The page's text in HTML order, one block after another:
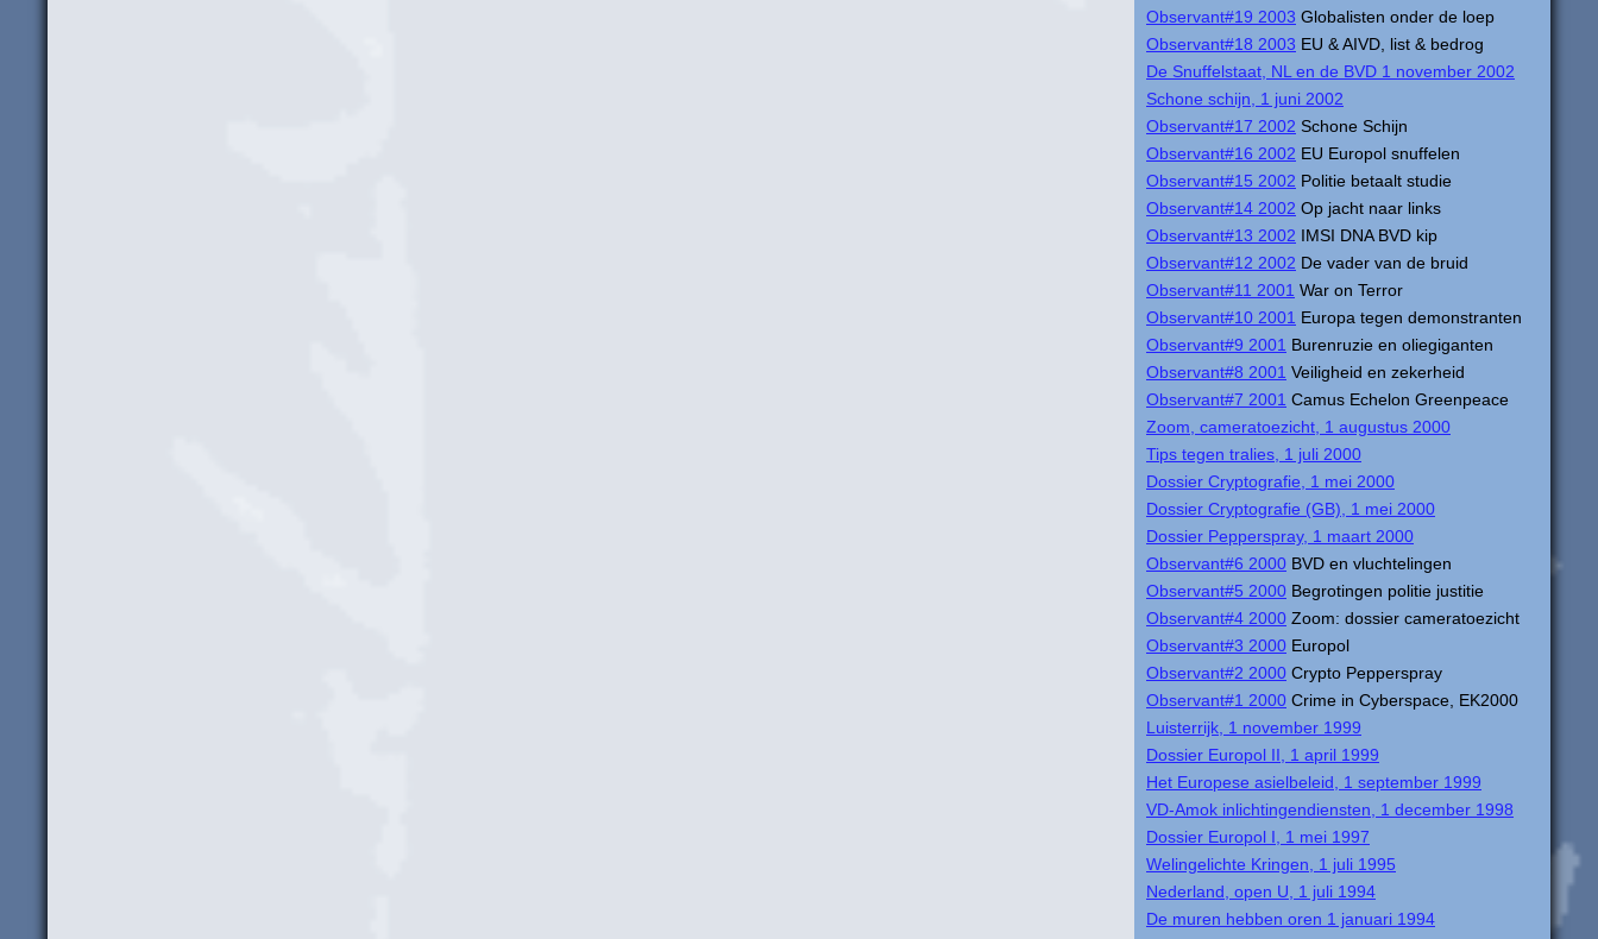
Observant#19 2003 Globalisten onder de loep
Observant#18 2003 EU & AIVD, list & bedrog
De Snuffelstaat, NL en de BVD 1 november 2002
Schone schijn, 1 juni 2002
Observant#17 2002 Schone Schijn
Observant#16 2002 EU Europol snuffelen
Observant#15 2002 Politie betaalt studie
Observant#14 2002 Op jacht naar links
Observant#13 2002 IMSI DNA BVD kip
Observant#12 2002 De vader van de bruid
Observant#11 2001 War on Terror
Observant#10 2001 Europa tegen demonstranten
Observant#9 2001 Burenruzie en oliegiganten
Observant#8 2001 Veiligheid en zekerheid
Observant#7 2001 Camus Echelon Greenpeace
Zoom, cameratoezicht, 1 augustus 2000
Tips tegen tralies, 1 juli 2000
Dossier Cryptografie, 1 mei 2000
Dossier Cryptografie (GB), 1 mei 2000
Dossier Pepperspray, 1 maart 2000
Observant#6 2000 BVD en vluchtelingen
Observant#5 2000 Begrotingen politie justitie
Observant#4 2000 Zoom: dossier cameratoezicht
Observant#3 2000 Europol
Observant#2 2000 Crypto Pepperspray
Observant#1 2000 Crime in Cyberspace, EK2000
Luisterrijk, 1 november 1999
Dossier Europol II, 1 april 1999
Het Europese asielbeleid, 1 september 1999
VD-Amok inlichtingendiensten, 1 december 1998
Dossier Europol I, 1 mei 1997
Welingelichte Kringen, 1 juli 1995
Nederland, open U, 1 juli 1994
De muren hebben oren 1 januari 1994